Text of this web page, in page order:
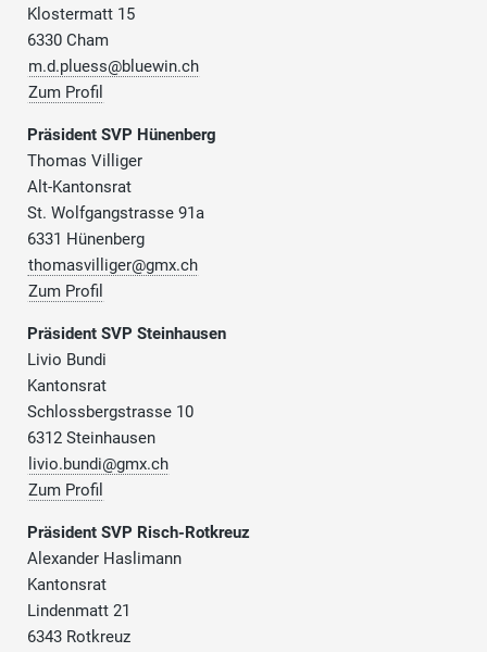
Klostermatt 15
6330 Cham
m.d.pluess@bluewin.ch
Zum Profil
Präsident SVP Hünenberg
Thomas Villiger
Alt-Kantonsrat
St. Wolfgangstrasse 91a
6331 Hünenberg
thomasvilliger@gmx.ch
Zum Profil
Präsident SVP Steinhausen
Livio Bundi
Kantonsrat
Schlossbergstrasse 10
6312 Steinhausen
livio.bundi@gmx.ch
Zum Profil
Präsident SVP Risch-Rotkreuz
Alexander Haslimann
Kantonsrat
Lindenmatt 21
6343 Rotkreuz